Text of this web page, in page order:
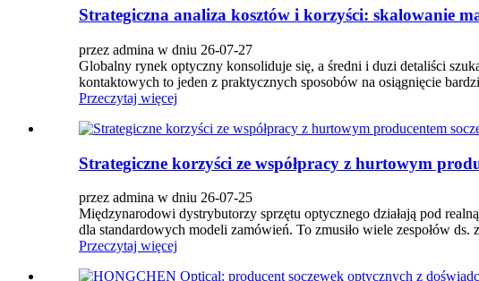
Strategiczna analiza kosztów i korzyści: skalowanie
przez admina w dniu 26-07-27
Globalny rynek optyczny konsoliduje się, a średni i duzi detaliści
kontaktowych to jeden z praktycznych sposobów na osiągnięcie
Przeczytaj więcej
Strategiczne korzyści ze współpracy z hurtowym
przez admina w dniu 26-07-25
Międzynarodowi dystrybutorzy sprzętu optycznego działają pod
dla standardowych modeli zamówień. To zmusiło wiele zespołów
Przeczytaj więcej